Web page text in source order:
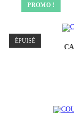
PROMO !
ÉPUISÉ